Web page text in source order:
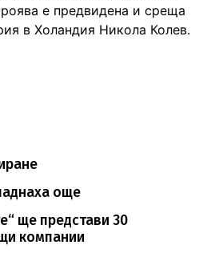
е предвидена и среща
в Холандия Никола Колев.
още
ще представи 30
компании